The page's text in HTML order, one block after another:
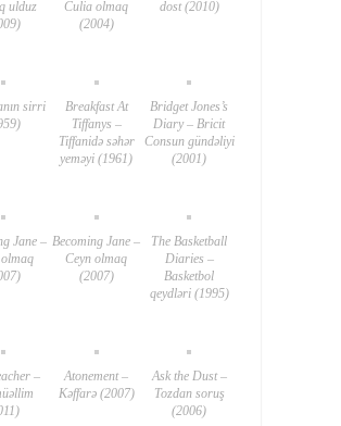
ulduz
Culia olmaq
(2004)
dost (2010)
sirri
Breakfast At
Tiffanys –
Tiffanidə səhər
yeməyi (1961)
Bridget Jones’s
Diary – Bricit
Consun gündəliyi
(2001)
Jane – Becoming Jane –
Ceyn olmaq
(2007)
The Basketball
Diaries –
Basketbol
qeydləri (1995)
–
Atonement –
Kəffarə (2007)
Ask the Dust –
Tozdan soruş
(2006)